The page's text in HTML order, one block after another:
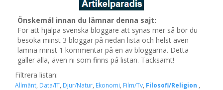
Önskemål innan du lämnar denna sajt:
För att hjälpa svenska bloggare att synas mer så bör du
besöka minst 3 bloggar på nedan lista och helst även
lämna minst 1 kommentar på en av bloggarna. Detta
gäller alla, även ni som finns på listan. Tacksamt!
Filtrera listan:
Allmänt, Data/IT, Djur/Natur, Ekonomi, Film/Tv, Filosofi/Religion ,